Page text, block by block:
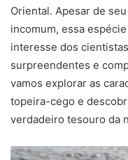
Oriental. Apesar de
incomum, essa
interesse dos
surpreendentes e
vamos explorar as
topeira-cego e
verdadeiro tesouro da